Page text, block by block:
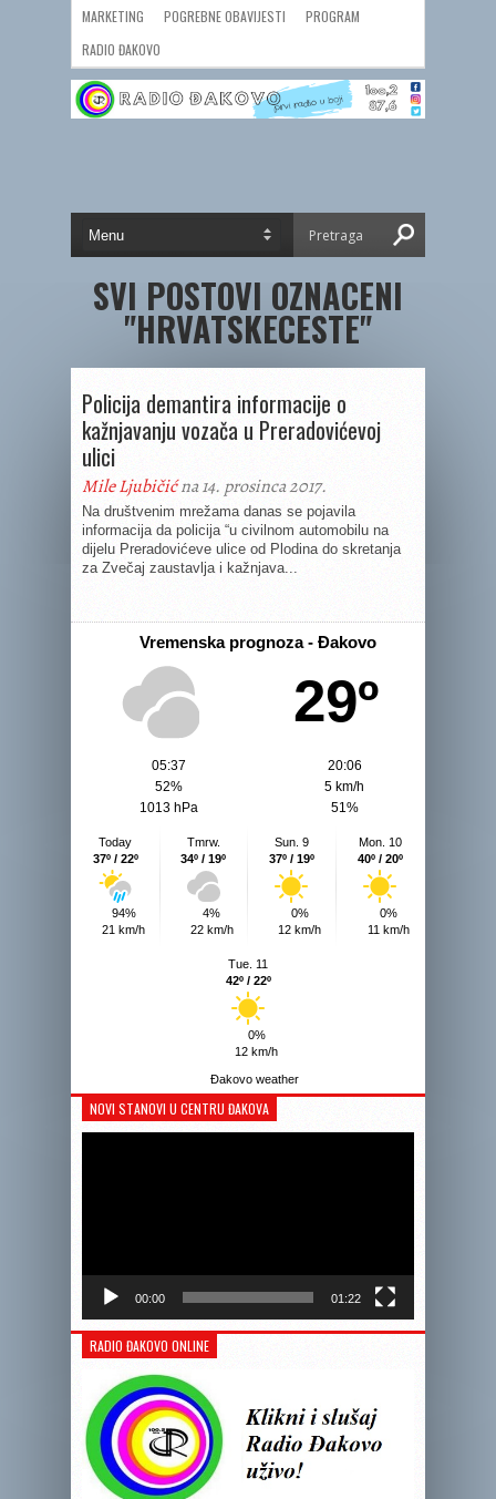
MARKETING POGREBNE OBAVIJESTI
PROGRAM
RADIO ĐAKOVO
SVI POSTOVI OZNACENI
"HRVATSKECESTE"
Policija demantira informacije o
kažnjavanju vozača u Preradovićevoj
ulici
Mile Ljubičićna 14. prosinca 2017.
Na društvenim mrežama danas se pojavila
informacija da policija “u civilnom automobilu na
dijelu Preradovićeve ulice od Plodina do skretanja
za Zvečaj zaustavlja i kažnjava...
Vremenska prognoza - Đakovo
29º
05:37
20:06
52%
5 km/h
1013 hPa
51%
Today
37º / 22º
94%
21 km/h
Tmrw.
34º / 19º
4%
22 km/h
Sun. 9
37º / 19º
0%
12 km/h
Mon. 10
40º / 20º
0%
11 km/h
Tue. 11
42º / 22º
0%
12 km/h
Đakovo weather
NOVI STANOVI U CENTRU ĐAKOVA
00:00 01:22
RADIO ĐAKOVO ONLINE